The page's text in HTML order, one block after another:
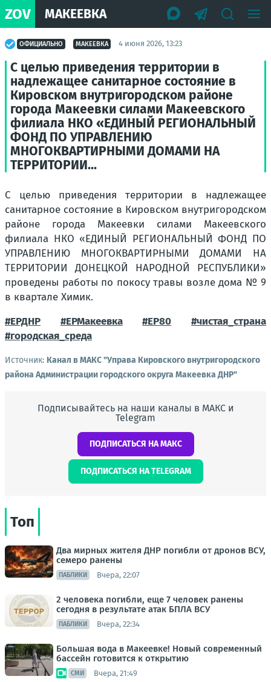
ZOV МАКЕЕВКА
ОФИЦИАЛЬНО МАКЕЕВКА 4 июня 2026, 13:23
С целью приведения территории в
надлежащее санитарное состояние в
Кировском внутригородском районе
города Макеевки силами Макеевского
филиала НКО «ЕДИНЫЙ РЕГИОНАЛЬНЫЙ
ФОНД ПО УПРАВЛЕНИЮ
МНОГОКВАРТИРНЫМИ ДОМАМИ НА
ТЕРРИТОРИИ...
С целью приведения территории в надлежащее
санитарное состояние в Кировском внутригородском
районе города Макеевки силами Макеевского
филиала НКО «ЕДИНЫЙ РЕГИОНАЛЬНЫЙ ФОНД ПО
УПРАВЛЕНИЮ МНОГОКВАРТИРНЫМИ ДОМАМИ НА
ТЕРРИТОРИИ ДОНЕЦКОЙ НАРОДНОЙ РЕСПУБЛИКИ»
проведены работы по покосу травы возле дома № 9
в квартале Химик.
#ЕРДНР
#ЕРМакеевка #ЕР80
#чистая_страна
#городская_среда
Источник: Канал в МАКС "Управа Кировского внутригородского
района Администрации городского округа Макеевка ДНР"
Подписывайтесь на наши каналы в МАКС и
Telegram
ПОДПИСАТЬСЯ НА МАКС
ПОДПИСАТЬСЯ НА TELEGRAM
Топ
Два мирных жителя ДНР погибли от дронов ВСУ,
семеро ранены
ПАБЛИКИ Вчера, 22:07
2 человека погибли, еще 7 человек ранены
сегодня в результате атак БПЛА ВСУ
ПАБЛИКИ Вчера, 22:34
Большая вода в Макеевке! Новый современный
бассейн готовится к открытию
СМИ Вчера, 21:49